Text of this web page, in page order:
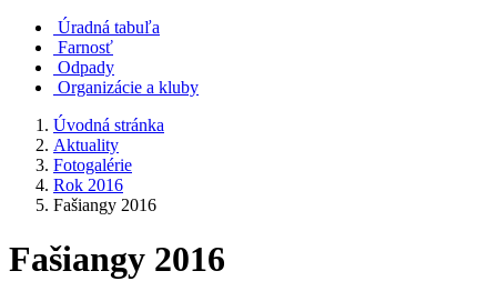
Úradná tabuľa
Farnosť
Odpady
Organizácie a kluby
Úvodná stránka
Aktuality
Fotogalérie
Rok 2016
Fašiangy 2016
Fašiangy 2016